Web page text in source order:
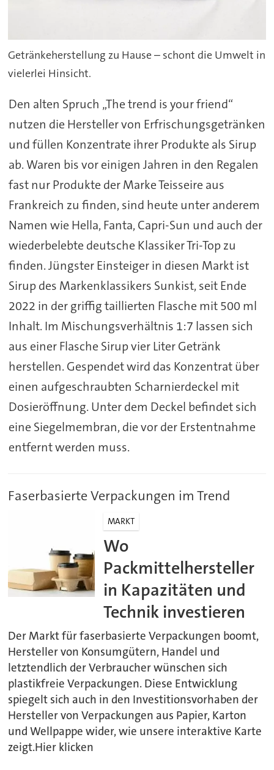
Getränkeherstellung zu Hause – schont die Umwelt in
vielerlei Hinsicht.
Den alten Spruch „The trend is your friend“
nutzen die Hersteller von Erfrischungsgetränken
und füllen Konzentrate ihrer Produkte als Sirup
ab. Waren bis vor einigen Jahren in den Regalen
fast nur Produkte der Marke Teisseire aus
Frankreich zu finden, sind heute unter anderem
Namen wie Hella, Fanta, Capri-Sun und auch der
wiederbelebte deutsche Klassiker Tri-Top zu
finden. Jüngster Einsteiger in diesen Markt ist
Sirup des Markenklassikers Sunkist, seit Ende
2022 in der griffig taillierten Flasche mit 500 ml
Inhalt. Im Mischungsverhältnis 1:7 lassen sich
aus einer Flasche Sirup vier Liter Getränk
herstellen. Gespendet wird das Konzentrat über
einen aufgeschraubten Scharnierdeckel mit
Dosieröffnung. Unter dem Deckel befindet sich
eine Siegelmembran, die vor der Erstentnahme
entfernt werden muss.
Faserbasierte Verpackungen im Trend
MARKT
Wo
Packmittelhersteller
in Kapazitäten und
Technik investieren
Der Markt für faserbasierte Verpackungen boomt,
Hersteller von Konsumgütern, Handel und
letztendlich der Verbraucher wünschen sich
plastikfreie Verpackungen. Diese Entwicklung
spiegelt sich auch in den Investitionsvorhaben der
Hersteller von Verpackungen aus Papier, Karton
und Wellpappe wider, wie unsere interaktive Karte
zeigt.Hier klicken